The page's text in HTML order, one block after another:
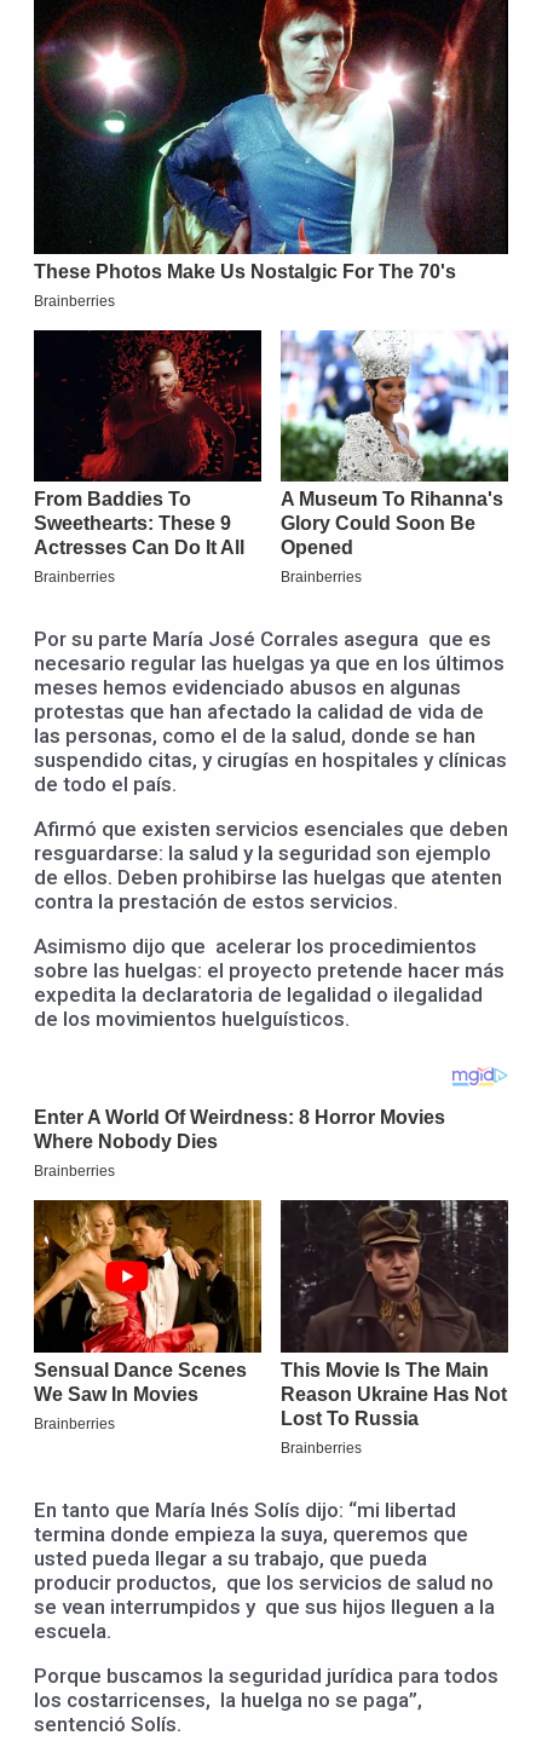
Por su parte María José Corrales asegura que es
necesario regular las huelgas ya que en los últimos
meses hemos evidenciado abusos en algunas
protestas que han afectado la calidad de vida de
las personas, como el de la salud, donde se han
suspendido citas, y cirugías en hospitales y clínicas
de todo el país.
Afirmó que existen servicios esenciales que deben
resguardarse: la salud y la seguridad son ejemplo
de ellos. Deben prohibirse las huelgas que atenten
contra la prestación de estos servicios.
Asimismo dijo que acelerar los procedimientos
sobre las huelgas: el proyecto pretende hacer más
expedita la declaratoria de legalidad o ilegalidad
de los movimientos huelguísticos.
En tanto que María Inés Solís dijo: “mi libertad
termina donde empieza la suya, queremos que
usted pueda llegar a su trabajo, que pueda
producir productos, que los servicios de salud no
se vean interrumpidos y que sus hijos lleguen a la
escuela.
Porque buscamos la seguridad jurídica para todos
los costarricenses, la huelga no se paga”,
sentenció Solís.